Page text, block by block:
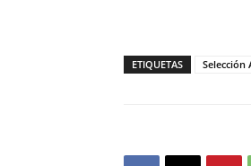
ETIQUETAS Selección